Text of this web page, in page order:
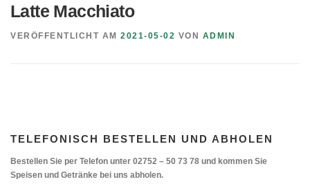
Latte Macchiato
VERÖFFENTLICHT AM 2021-05-02 VON ADMIN
TELEFONISCH BESTELLEN UND ABHOLEN
Bestellen Sie per Telefon unter 02752 – 50 73 78 und kommen Sie
Speisen und Getränke bei uns abholen.